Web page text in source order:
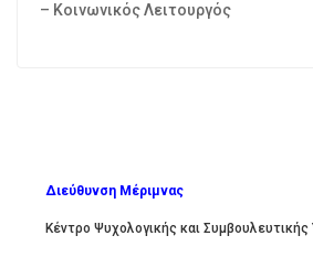
– Κοινωνικός Λειτουργός
Διεύθυνση Μέριμνας
Κέντρο Ψυχολογικής και